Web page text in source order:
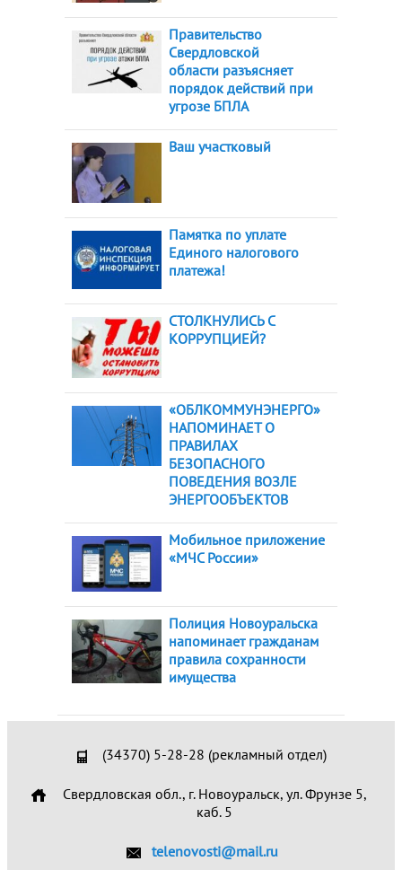
Правительство
Свердловской
области разъясняет
порядок действий при
угрозе БПЛА
Ваш участковый
Памятка по уплате
Единого налогового
платежа!
СТОЛКНУЛИСЬ С
КОРРУПЦИЕЙ?
«ОБЛКОММУНЭНЕРГО»
НАПОМИНАЕТ О
ПРАВИЛАХ
БЕЗОПАСНОГО
ПОВЕДЕНИЯ ВОЗЛЕ
ЭНЕРГООБЪЕКТОВ
Мобильное приложение
«МЧС России»
Полиция Новоуральска
напоминает гражданам
правила сохранности
имущества
(34370) 5-28-28 (рекламный отдел)
Свердловская обл., г. Новоуральск, ул. Фрунзе 5,
каб. 5
telenovosti@mail.ru